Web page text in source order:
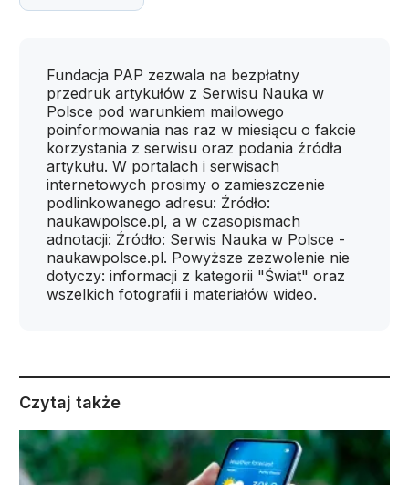
Fundacja PAP zezwala na bezpłatny
przedruk artykułów z Serwisu Nauka w
Polsce pod warunkiem mailowego
poinformowania nas raz w miesiącu o fakcie
korzystania z serwisu oraz podania źródła
artykułu. W portalach i serwisach
internetowych prosimy o zamieszczenie
podlinkowanego adresu: Źródło:
naukawpolsce.pl, a w czasopismach
adnotacji: Źródło: Serwis Nauka w Polsce -
naukawpolsce.pl. Powyższe zezwolenie nie
dotyczy: informacji z kategorii "Świat" oraz
wszelkich fotografii i materiałów wideo.
Czytaj także